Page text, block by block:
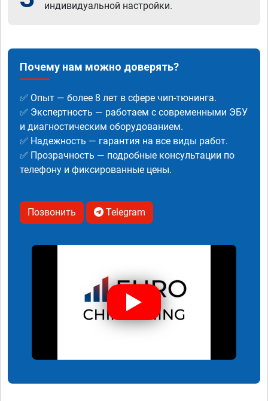
индивидуальной настройки.
Почему нам можно доверять?
✅ Опыт — более 8 лет в сфере чип-тюнинга.
✅ Экспертность — работаем с современными ЭБУ
и диагностическим оборудованием.
✅ Надежность — гарантия на все виды работ.
✅ Прозрачность — подробные консультации по
телефону и фиксированные цены.
Позвонить Telegram